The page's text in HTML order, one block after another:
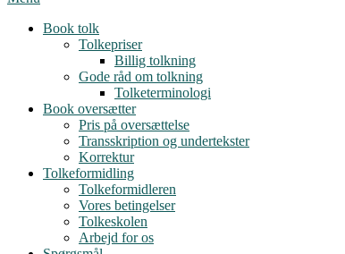
Book tolk
Tolkepriser
Billig tolkning
Gode råd om tolkning
Tolketerminologi
Book oversætter
Pris på oversættelse
Transskription og undertekster
Korrektur
Tolkeformidling
Tolkeformidleren
Vores betingelser
Tolkeskolen
Arbejd for os